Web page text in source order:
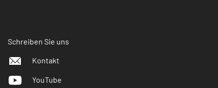
Schreiben Sie uns
Kontakt
YouTube